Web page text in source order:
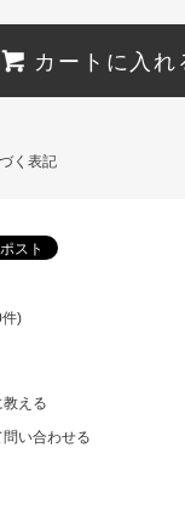
カートに入れ
く表記
)
える
い合わせる